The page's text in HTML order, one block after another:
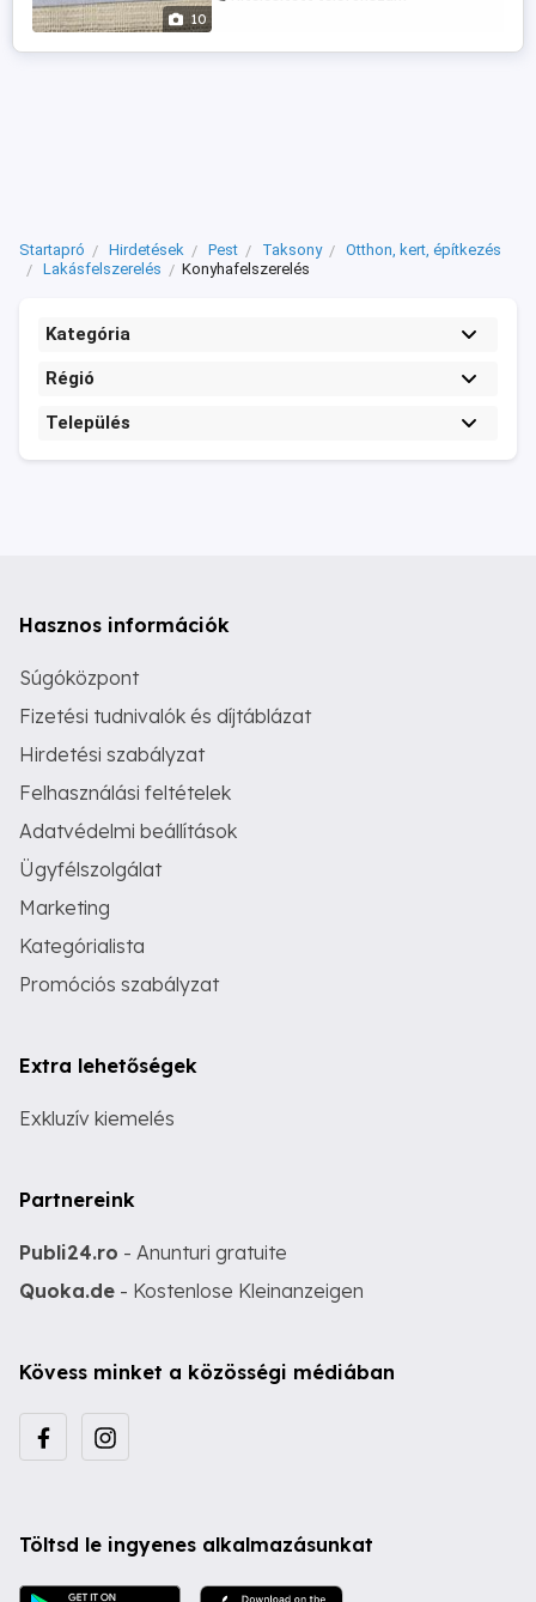
10
Startapró Hirdetések Pest Taksony
Otthon, kert, építkezés
Lakásfelszerelés
Konyhafelszerelés
Kategória
Régió
Település
Hasznos információk
Súgóközpont
Fizetési tudnivalók és díjtáblázat
Hirdetési szabályzat
Felhasználási feltételek
Adatvédelmi beállítások
Ügyfélszolgálat
Marketing
Kategórialista
Promóciós szabályzat
Extra lehetőségek
Exkluzív kiemelés
Partnereink
Publi24.ro - Anunturi gratuite
Quoka.de - Kostenlose Kleinanzeigen
Kövess minket a közösségi médiában
Töltsd le ingyenes alkalmazásunkat